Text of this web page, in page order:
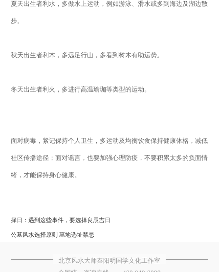
夏天出生者利水，多做水上运动，例如游泳、滑水或多到海边及湖边散
步。
秋天出生者利木，多远足行山，多看到树木有助运势。
冬天出生者利火，多进行高温瑜珈等类型的运动。
面对病毒，紧记保持个人卫生，多运动及均衡饮食保持健康体格，减低
社区传播途径；面对谣言，也要加强心理防疫，不要积累太多的负面情
绪，才能保持身心健康。
择日：遇到这些事件，要选择良辰吉日
公墓风水选择原则 墓地选址禁忌
北京风水大师秦阳明国学文化工作室